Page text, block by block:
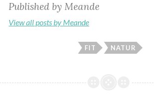
Published byMeande
View all posts by Meande
FIT NATUR